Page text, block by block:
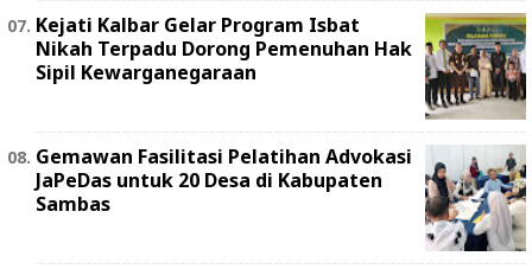
Kejati Kalbar Gelar Program Isbat
Nikah Terpadu Dorong Pemenuhan Hak
Sipil Kewarganegaraan
Gemawan Fasilitasi Pelatihan Advokasi
JaPeDas untuk 20 Desa di Kabupaten
Sambas